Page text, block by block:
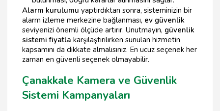
Alarm kurulumu yaptırdıktan sonra, sisteminizin bir
alarm izleme merkezine bağlanması, ev güvenlik
seviyenizi önemli ölçüde artırır. Unutmayın, güvenlik
sistemi fiyatla karşılaştırılırken sunulan hizmetin
kapsamını da dikkate almalısınız. En ucuz seçenek her
zaman en güvenli seçenek olmayabilir.
Çanakkale Kamera ve Güvenlik
Sistemi Kampanyaları